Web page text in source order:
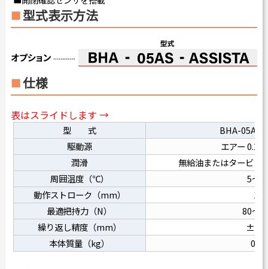
型式表示方法
仕様
表はスライドします →
型 式
BHA-05AS-
駆動源
エアー 0.2
潤滑
無給油またはタービン
周囲温度（℃）
5～
動作ストローク（mm）
15
最適把持力（N）
80～
繰り返し精度（mm）
本体質量（kg）
0.94